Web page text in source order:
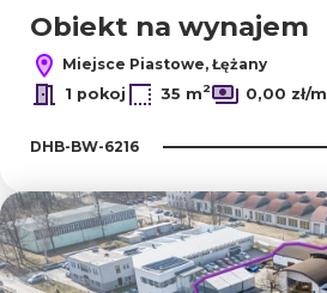
Obiekt na wynajem
Miejsce Piastowe, Łężany
1 pokoj
35 m2 0,00 zł/m
DHB-BW-6216